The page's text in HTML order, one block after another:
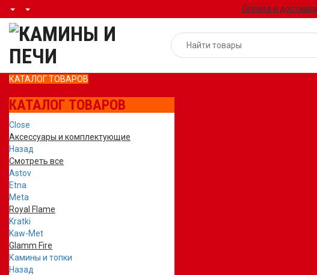
Оплата и доставка
КАТАЛОГ ТОВАРОВ
КАТАЛОГ ТОВАРОВ
Close
Аксессуары и комплектующие
Назад
Смотреть все
Astov
Etna
Meta
Royal Flame
Kratki
Kaw-Met
Glamm Fire
Камины и топки
Назад